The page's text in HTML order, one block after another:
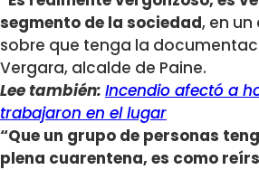
segmento de la sociedad, en
sobre que tenga la
Vergara, alcalde de Paine.
Lee también: Incendio afectó a
trabajaron en el lugar
“Que un grupo de personas
plena cuarentena, es como